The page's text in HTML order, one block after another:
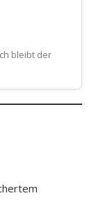
bleibt der